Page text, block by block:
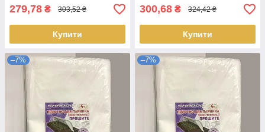
279,78 ₴ 303,52 ₴
Купити
300,68 ₴ 324,42 ₴
Купити
–7% –7%